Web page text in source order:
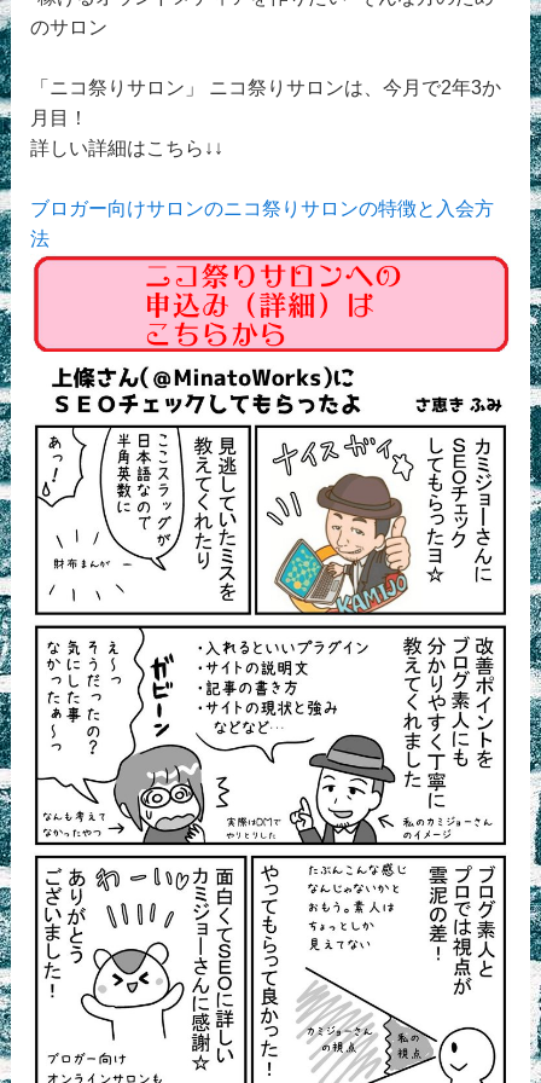
のサロン
「ニコ祭りサロン」 ニコ祭りサロンは、今月で2年3か
月目！
詳しい詳細はこちら↓↓
ブロガー向けサロンのニコ祭りサロンの特徴と入会方
法